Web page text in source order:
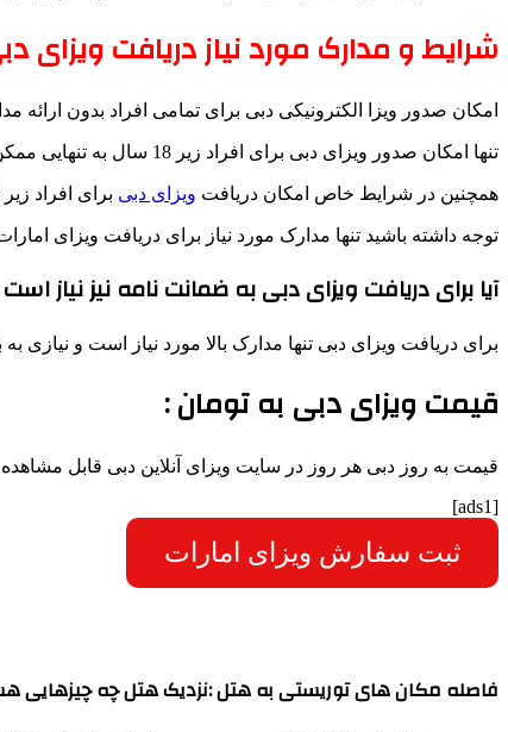
شرایط و مدارک مورد نیاز دریافت ویزای
امکان صدور ویزا الکترونیکی دبی برای تمامی افراد بدون
تنها امکان صدور ویزای دبی برای افراد زیر 18 سال به تنهایی ممکن نمی باشد و مسافران زیر 18 سال حتما می بایستی با پدر یا مادر خود اقدام به دریافت ویزا نمایند .
همچنین در شرایط خاص امکان دریافت ویزای دبی برای افراد زیر 18 سال به تنهایی با نرخ بزرگسال وجود دارد ( برای آگاهی از شرایط با شماره های ما در تماس باشید ) .
توجه داشته باشید تنها مدارک مورد نیاز برای دریافت ویزای
آیا برای دریافت ویزای دبی به ضمانت نامه نیز نیاز
برای دریافت ویزای دبی تنها مدارک بالا مورد نیاز است و
قیمت ویزای دبی به تومان :
قیمت به روز دبی هر روز در سایت ویزای آنلاین دبی قابل
[ads1]
ثبت سفارش ویزای امارات
فاصله مکان های توریستی به هتل :نزدیک هتل چه چیزهایی